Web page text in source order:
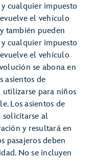
cualquier impuesto
el vehículo
también pueden
cualquier impuesto
el vehículo
se abona en
asientos de
utilizarse para niños
Los asientos de
solicitarse al
y resultará en
pasajeros deben
No se incluyen